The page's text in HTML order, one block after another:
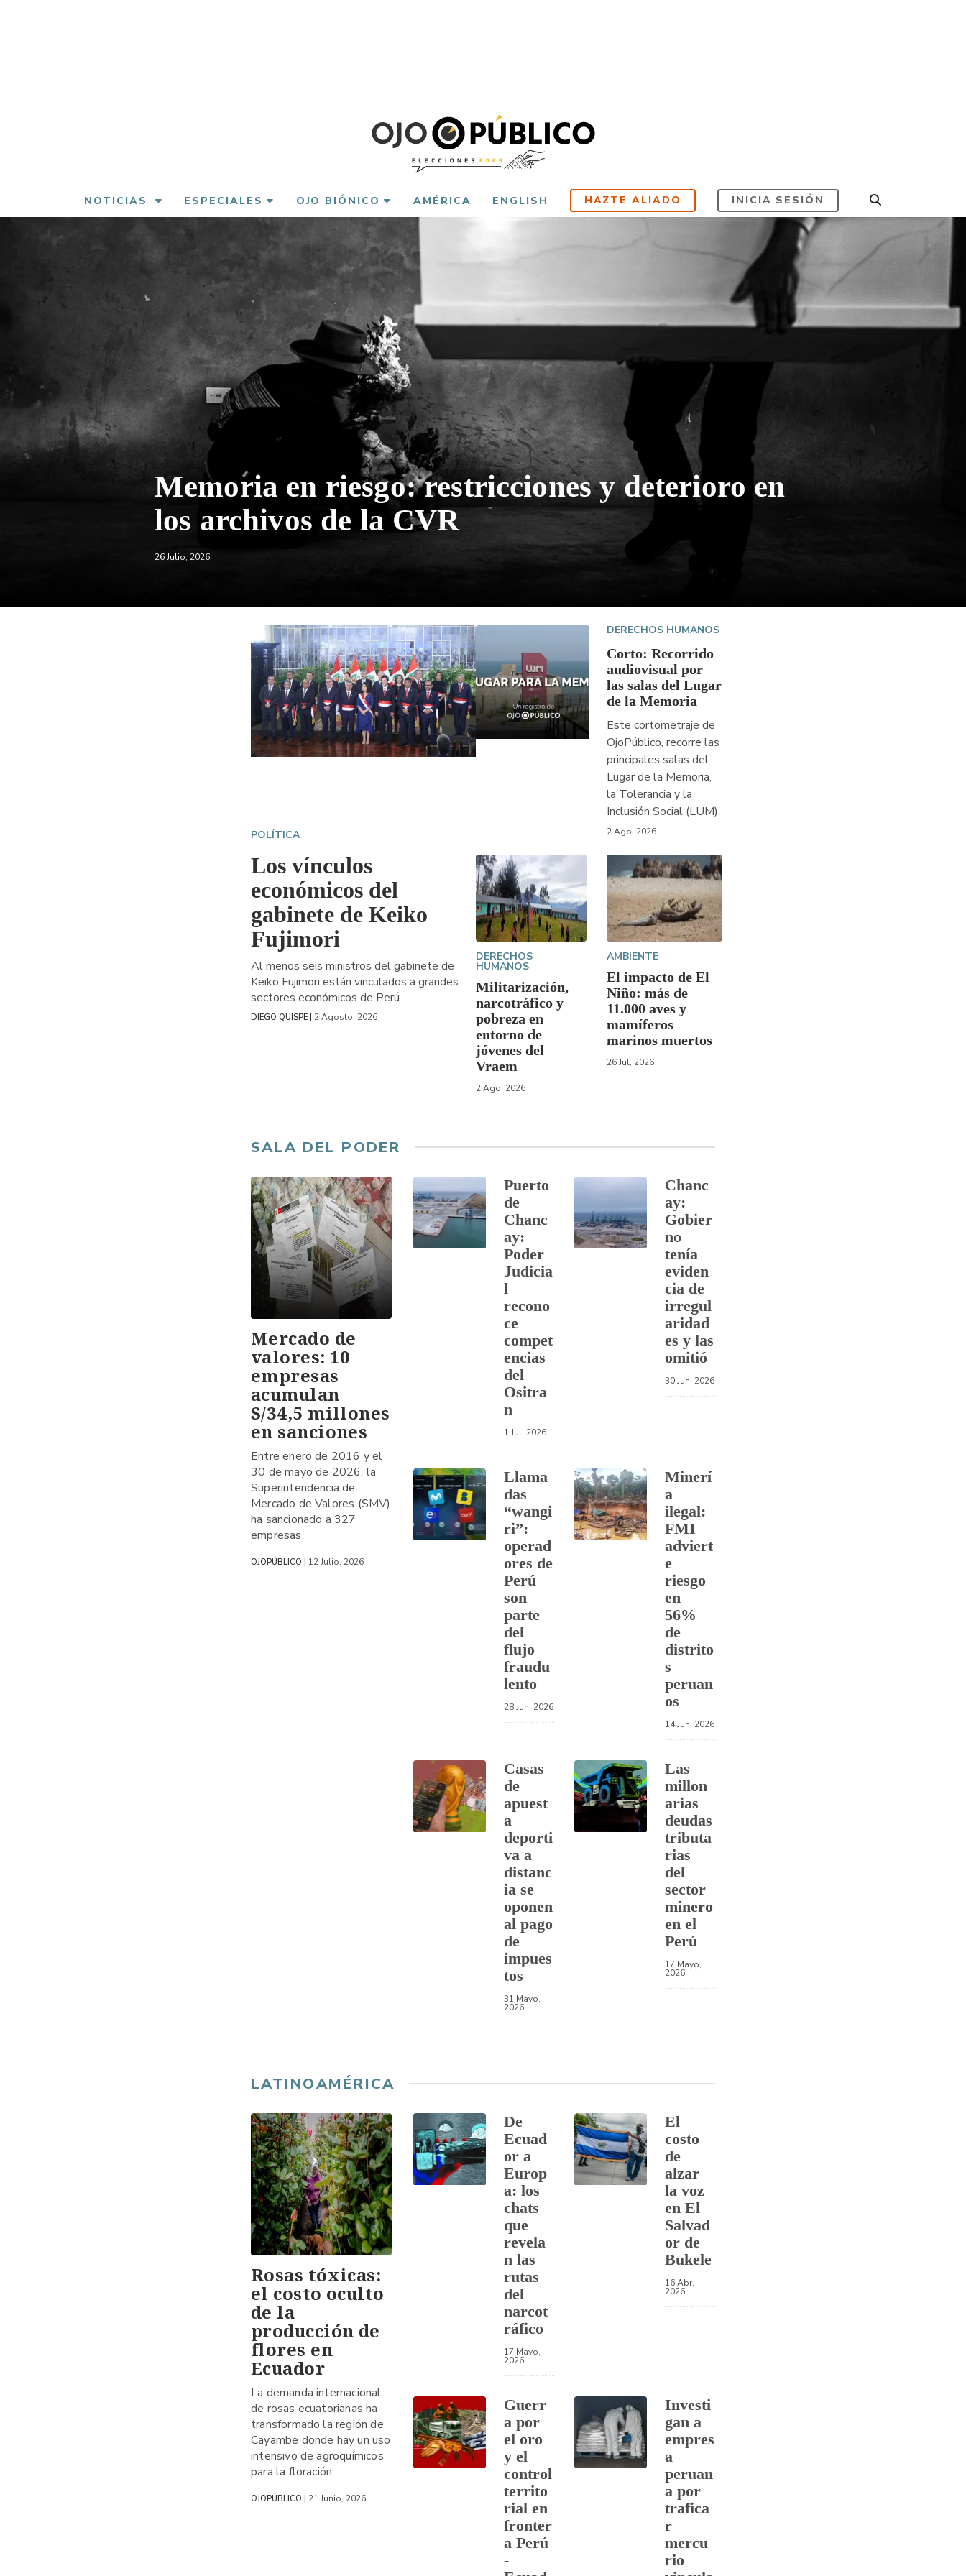
NOTICIAS ESPECIALES OJO BIÓNICO AMÉRICA ENGLISH HAZTE ALIADO INICIA SESIÓN
Memoria en riesgo: restricciones y deterioro en
los archivos de la CVR
26 Julio, 2026
POLÍTICA
Los vínculos
económicos del
gabinete de Keiko
Fujimori
Al menos seis ministros del gabinete de
Keiko Fujimori están vinculados a grandes
sectores económicos de Perú.
DIEGO QUISPE | 2 Agosto, 2026
DERECHOS HUMANOS
Corto: Recorrido
audiovisual por
las salas del Lugar
de la Memoria
Este cortometraje de
OjoPúblico, recorre las
principales salas del
Lugar de la Memoria,
la Tolerancia y la
Inclusión Social (LUM).
2 Ago, 2026
DERECHOS
HUMANOS
Militarización,
narcotráfico y
pobreza en
entorno de
jóvenes del
Vraem
2 Ago, 2026
AMBIENTE
El impacto de El
Niño: más de
11.000 aves y
mamíferos
marinos muertos
26 Jul, 2026
SALA DEL PODER
Mercado de
valores: 10
empresas
acumulan
S/34,5 millones
en sanciones
Entre enero de 2016 y el
30 de mayo de 2026, la
Superintendencia de
Mercado de Valores (SMV)
ha sancionado a 327
empresas.
OJOPÚBLICO | 12 Julio, 2026
Puerto
de
Chanc
ay:
Poder
Judicia
l
recono
ce
compet
encias
del
Ositra
n
1 Jul, 2026
Chanc
ay:
Gobier
no
tenía
eviden
cia de
irregul
aridad
es y las
omitió
30 Jun, 2026
Llama
das
“wangi
ri”:
operad
ores de
Perú
son
parte
del
flujo
fraudu
lento
28 Jun, 2026
Minerí
a
ilegal:
FMI
adviert
e
riesgo
en
56%
de
distrito
s
peruan
os
14 Jun, 2026
Casas
de
apuest
a
deporti
va a
distanc
ia se
oponen
al pago
de
impues
tos
31 Mayo,
2026
Las
millon
arias
deudas
tributa
rias
del
sector
minero
en el
Perú
17 Mayo,
2026
LATINOAMÉRICA
Rosas tóxicas:
el costo oculto
de la
producción de
flores en
Ecuador
La demanda internacional
de rosas ecuatorianas ha
transformado la región de
Cayambe donde hay un uso
intensivo de agroquímicos
para la floración.
OJOPÚBLICO | 21 Junio, 2026
De
Ecuad
or a
Europ
a: los
chats
que
revela
n las
rutas
del
narcot
ráfico
17 Mayo,
2026
El
costo
de
alzar
la voz
en El
Salvad
or de
Bukele
16 Abr,
2026
Guerr
a por
el oro
y el
control
territo
rial en
fronter
a Perú
-
Investi
gan a
empres
a
peruan
a por
trafica
r
mercu
rio